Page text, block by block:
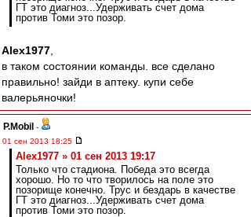
ГТ это диагноз...Удерживать счет дома
против Томи это позор.
Alex1977
в таком состоянии команды. все сделано
правильно! зайди в аптеку. купи себе
валерьяночки!
P.Mobil -
01 сен 2013 18:25
Alex1977 » 01 сен 2013 19:17
Только что стадиона. Победа это всегда
хорошо. Но то что творилось на поле это
позорище конечно. Трус и бездарь в качестве
ГТ это диагноз...Удерживать счет дома
против Томи это позор.